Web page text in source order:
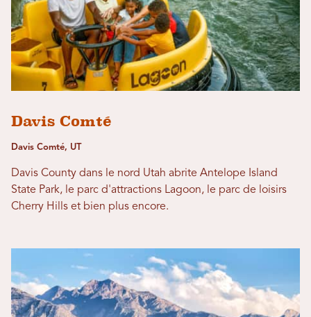
Davis Comté
Davis Comté, UT
Davis County dans le nord Utah abrite Antelope Island
State Park, le parc d'attractions Lagoon, le parc de loisirs
Cherry Hills et bien plus encore.